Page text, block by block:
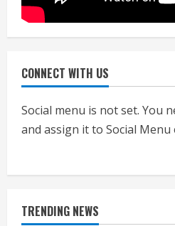
CONNECT WITH US
Social menu is not set. You
and assign it to Social
TRENDING NEWS
प्रमाणपत्र
July 24, 2026
1
एचईआरसी के
2